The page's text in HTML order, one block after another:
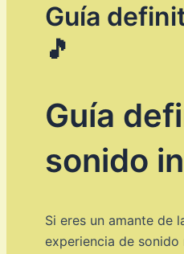
Guía
🎵
Guía
sonido
Si eres un amante de
experiencia de